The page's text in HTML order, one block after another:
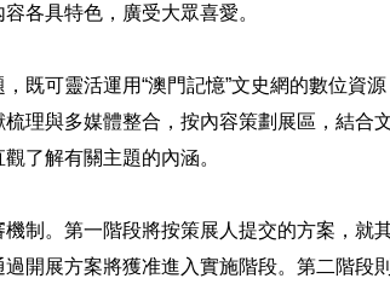
各具特色，廣受大眾喜愛。
既可靈活運用“澳門記憶”文史網的數位資
理與多媒體整合，按內容策劃展區，結合
了解有關主題的內涵。
制。第一階段將按策展人提交的方案，就
開展方案將獲准進入實施階段。第二階段